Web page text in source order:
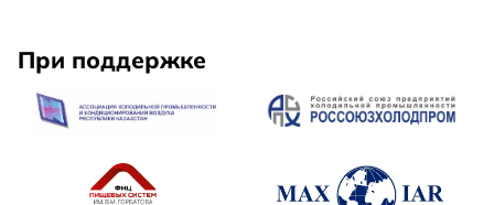
При поддержке